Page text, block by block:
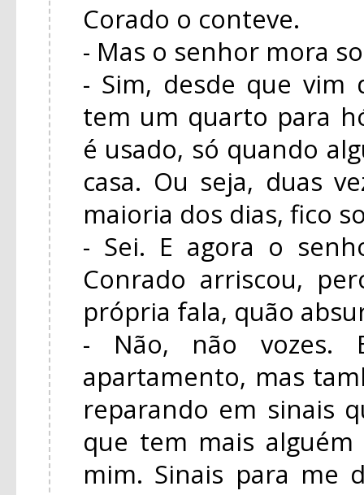
Corado o conteve.
- Mas o senhor mora
- Sim, desde que vim
tem um quarto para
é usado, só quando
casa. Ou seja, duas
maioria dos dias, fico
- Sei. E agora o
Conrado arriscou,
própria fala, quão
- Não, não vozes.
apartamento, mas
reparando em sinais
que tem mais
mim. Sinais para me